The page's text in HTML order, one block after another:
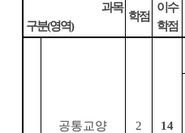
과목
구분(영역)
학점
이수
학점
공통교양 2 14